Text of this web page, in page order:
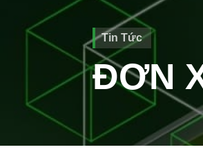
Tin Tức
ĐƠN